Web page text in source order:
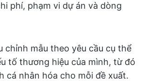
phí, phạm vi dự án và dòng
chỉnh mẫu theo yêu cầu cụ thể
tố thương hiệu của mình, từ đó
cá nhân hóa cho mỗi đề xuất.